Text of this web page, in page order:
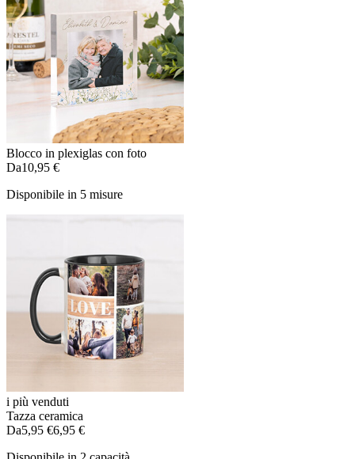
Blocco in plexiglas con foto
Da10,95 €
Disponibile in 5 misure
i più venduti
Tazza ceramica
Da5,95 €6,95 €